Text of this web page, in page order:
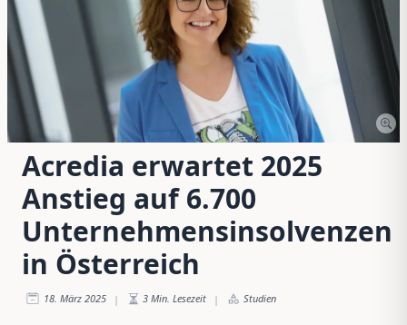
Acredia erwartet 2025
Anstieg auf 6.700
Unternehmensinsolvenzen
in Österreich
18. März 2025 | 3 Min. Lesezeit | Studien